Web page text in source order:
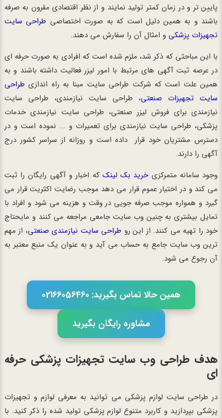
پایین تر و در زمان کمتر تولید نمایند و از نظر اقتصادی مقرون به صرفه
باشند و به همین دلیل است که به صورت اختصاصی طراحی سایت
تجهیزات پزشکی و امثال آن را سفارش می دهند.
با این مباحثی که ذکر شد، ملزم شده است که افرادی به صورت حرفه ای
در عرصه ثبت آگهی های مرتبط با امور لیزر فعالیت داشته باشند و به
همین علت است که شرکت طراحی سایت مبنا به راه اندازی طراحی
سایت تجهیزات صنعتی، طراحی سایت نیازمندی، طراحی سایت
نیازمندی برای فروش لیزر صنعتی، طراحی سایت نیازمندی خدمات
پزشکی، طراحی سایت نیازمندی برای تعمیرات و ... نموده است و در
دسترس مشتریان خود قرار داده است و روزانه از سراسر کشور درج
آگهی را دارند.
وجود سامانه متمرکزیخرید بک لینک که اخبار و آگهی رایگان را ثبت
می کند و در اختیار عموم قرار می دهد موجب رضایت اکثریت قرار می
گیرد و همواره موجب صرفه جویی در وقت و هزینه می شود و افراد با
تمایل بیشتری به چنین وب سایت جامعی مراجعه می کنند و مایحتاج
خود را تهیه می کنند. از این رو طراحی سایت نیازمندی صنعتی، از مهم
ترین وب سایت جامع به حساب می آید و به عنوان یک منبع معتبر به
آن رجوع می شود.
همین حالا تماس بگیرید: 02166056460
مشاوره رایگان بگیرید
هدف طراحی وب سایت تجهیزات پزشکی حرفه
ای
در طراحی سایت لوازم پزشکی می توانید به معرفی لوازم و تجهیزات
پزشکی بپردازید و کاربرد متنوع لوازم پزشکی تولید شده را ذکر کنید. با